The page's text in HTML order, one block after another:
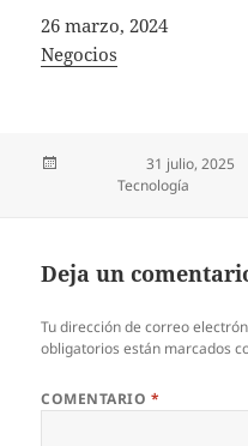
Fecha
26 marzo, 2024
In relation to
Negocios
Publicado el31 julio, 2025
CategoríasTecnología
Deja un
Tu dirección de correo
obligatorios están marcados
COMENTARIO *